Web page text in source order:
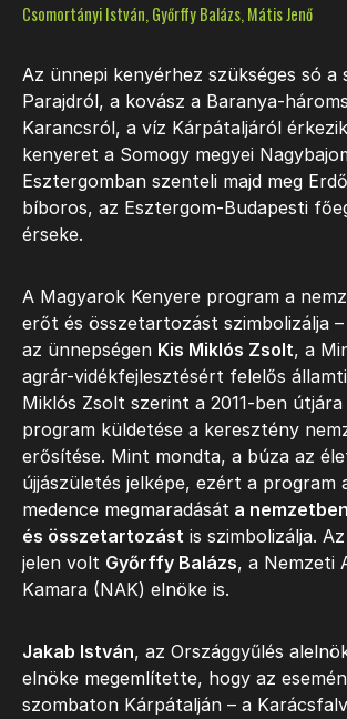
Csomortányi István, Győrffy Balázs, Mátis Jenő
Az ünnepi kenyérhez szükséges só a
Parajdról, a kovász a Baranya-
Karancsról, a víz Kárpátaljáról
kenyeret a Somogy megyei
Esztergomban szenteli majd meg
bíboros, az Esztergom-Budapesti
érseke.
A Magyarok Kenyere program a
erőt és összetartozást szimbolizálja
az ünnepségen Kis Miklós Zsolt, a
agrár-vidékfejlesztésért felelős
Miklós Zsolt szerint a 2011-ben
program küldetése a keresztény
erősítése. Mint mondta, a búza az
újjászületés jelképe, ezért a program
medence megmaradását a
és összetartozást is szimbolizálja.
jelen volt Győrffy Balázs, a Nemzeti
Kamara (NAK) elnöke is.
Jakab István, az Országgyűlés
elnöke megemlítette, hogy az
szombaton Kárpátalján – a